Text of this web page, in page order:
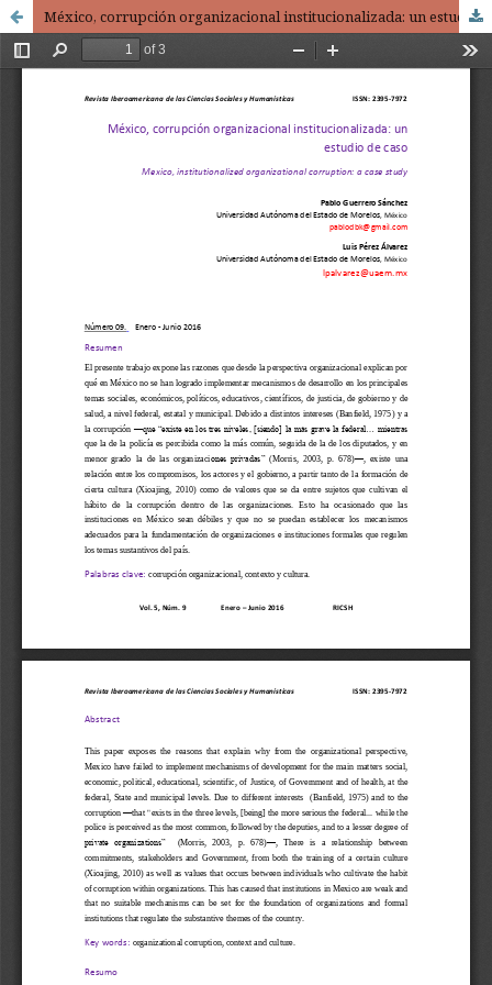
México, corrupción organizacional institucionalizada: un estudio de caso / Mexico, institutionalized organizational corruption: a case study